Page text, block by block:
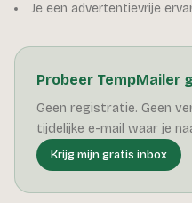
Je een advertentievrije
Probeer TempMailer
Geen registratie. Geen
tijdelijke e-mail waar je
Krijg mijn gratis inbox